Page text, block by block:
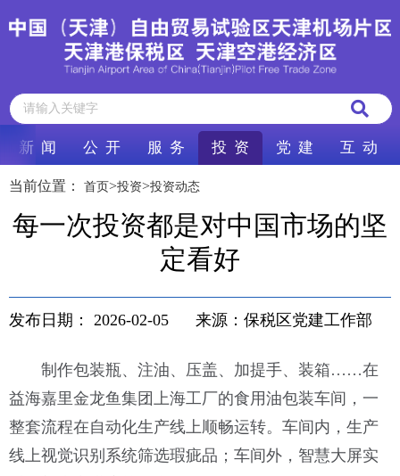
新 闻 公 开 服 务 投 资 党 建 互 动
当前位置： 首页>投资>投资动态
每一次投资都是对中国市场的坚
定看好
发布日期： 2026-02-05 来源：保税区党建工作部
制作包装瓶、注油、压盖、加提手、装箱……在
益海嘉里金龙鱼集团上海工厂的食用油包装车间，一
整套流程在自动化生产线上顺畅运转。车间内，生产
线上视觉识别系统筛选瑕疵品；车间外，智慧大屏实